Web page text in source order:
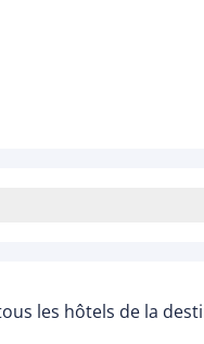
les hôtels de la